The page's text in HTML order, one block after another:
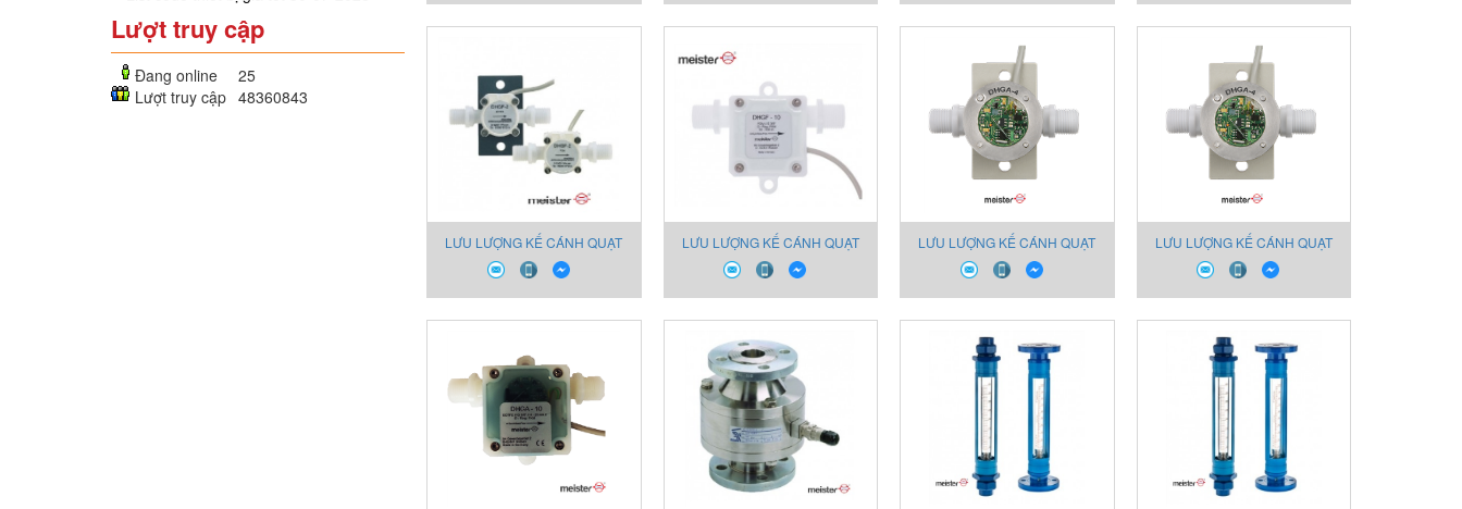
Lượt truy cập
Đang online
25
Lượt truy cập 48360843
LƯU LƯỢNG KẾ CÁNH QUẠT
DHGF-2 CHO CHẤT LỎNG
LƯU LƯỢNG KẾ CÁNH QUẠT
DHGF-10 CHO CHẤT LỎNG
LƯU LƯỢNG KẾ CÁNH QUẠT
DHGA-4 CHO CHẤT LỎNG
LƯU LƯỢNG KẾ CÁNH QUẠT
DHGA-2 CHO CHẤT LỎNG